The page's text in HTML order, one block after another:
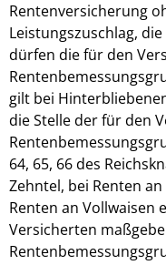
Rentenversicherung
Leistungszuschlag,
dürfen die für den
gilt bei
die Stelle der für den
64, 65, 66 des
Zehntel, bei Renten
Renten an Vollwaisen
Versicherten